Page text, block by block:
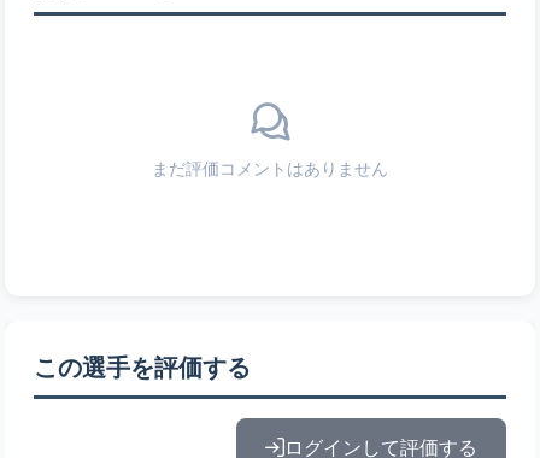
まだ評価コメントはありません
この選手を評価する
ログインして評価する